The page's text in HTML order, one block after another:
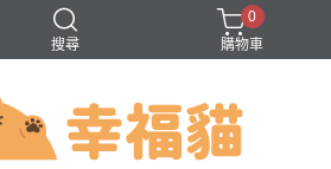
搜尋
無穀
0
購物車